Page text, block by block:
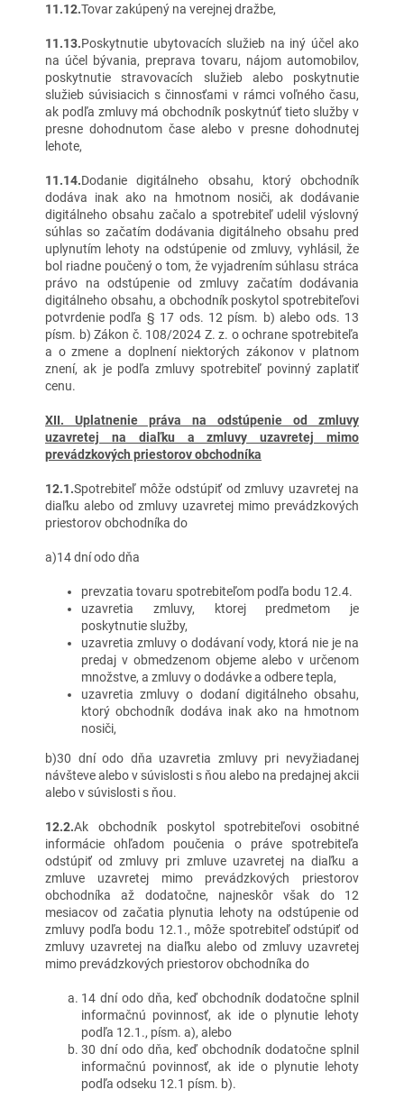
11.12.Tovar zakúpený na verejnej dražbe,
11.13.Poskytnutie ubytovacích služieb na iný účel ako
na účel bývania, preprava tovaru, nájom automobilov,
poskytnutie stravovacích služieb alebo poskytnutie
služieb súvisiacich s činnosťami v rámci voľného času,
ak podľa zmluvy má obchodník poskytnúť tieto služby v
presne dohodnutom čase alebo v presne dohodnutej
lehote,
11.14.Dodanie digitálneho obsahu, ktorý obchodník
dodáva inak ako na hmotnom nosiči, ak dodávanie
digitálneho obsahu začalo a spotrebiteľ udelil výslovný
súhlas so začatím dodávania digitálneho obsahu pred
uplynutím lehoty na odstúpenie od zmluvy, vyhlásil, že
bol riadne poučený o tom, že vyjadrením súhlasu stráca
právo na odstúpenie od zmluvy začatím dodávania
digitálneho obsahu, a obchodník poskytol spotrebiteľovi
potvrdenie podľa § 17 ods. 12 písm. b) alebo ods. 13
písm. b) Zákon č. 108/2024 Z. z. o ochrane spotrebiteľa
a o zmene a doplnení niektorých zákonov v platnom
znení, ak je podľa zmluvy spotrebiteľ povinný zaplatiť
cenu.
XII.
Uplatnenie práva na odstúpenie od zmluvy
uzavretej na diaľku a zmluvy uzavretej mimo
prevádzkových priestorov obchodníka
12.1.Spotrebiteľ môže odstúpiť od zmluvy uzavretej na
diaľku alebo od zmluvy uzavretej mimo prevádzkových
priestorov obchodníka do
a)14 dní odo dňa
prevzatia tovaru spotrebiteľom podľa bodu 12.4.
uzavretia zmluvy, ktorej predmetom je
poskytnutie služby,
uzavretia zmluvy o dodávaní vody, ktorá nie je na
predaj v obmedzenom objeme alebo v určenom
množstve, a zmluvy o dodávke a odbere tepla,
uzavretia zmluvy o dodaní digitálneho obsahu,
ktorý obchodník dodáva inak ako na hmotnom
nosiči,
b)30 dní odo dňa uzavretia zmluvy pri nevyžiadanej
návšteve alebo v súvislosti s ňou alebo na predajnej akcii
alebo v súvislosti s ňou.
12.2.Ak obchodník poskytol spotrebiteľovi osobitné
informácie ohľadom poučenia o práve spotrebiteľa
odstúpiť od zmluvy pri zmluve uzavretej na diaľku a
zmluve uzavretej mimo prevádzkových priestorov
obchodníka až dodatočne, najneskôr však do 12
mesiacov od začatia plynutia lehoty na odstúpenie od
zmluvy podľa bodu 12.1., môže spotrebiteľ odstúpiť od
zmluvy uzavretej na diaľku alebo od zmluvy uzavretej
mimo prevádzkových priestorov obchodníka do
14 dní odo dňa, keď obchodník dodatočne splnil
informačnú povinnosť, ak ide o plynutie lehoty
podľa 12.1., písm. a), alebo
30 dní odo dňa, keď obchodník dodatočne splnil
informačnú povinnosť, ak ide o plynutie lehoty
podľa odseku 12.1 písm. b).